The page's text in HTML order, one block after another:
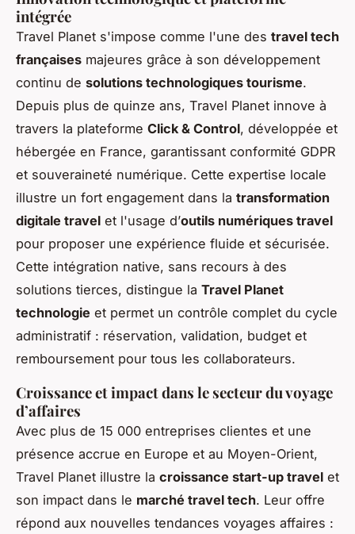
intégrée
Travel Planet s'impose comme l'une des travel tech
françaises majeures grâce à son développement
continu de solutions technologiques tourisme.
Depuis plus de quinze ans, Travel Planet innove à
travers la plateforme Click & Control, développée et
hébergée en France, garantissant conformité GDPR
et souveraineté numérique. Cette expertise locale
illustre un fort engagement dans la transformation
digitale travel et l'usage d’outils numériques travel
pour proposer une expérience fluide et sécurisée.
Cette intégration native, sans recours à des
solutions tierces, distingue la Travel Planet
technologie et permet un contrôle complet du cycle
administratif : réservation, validation, budget et
remboursement pour tous les collaborateurs.
Croissance et impact dans le secteur du voyage
d’affaires
Avec plus de 15 000 entreprises clientes et une
présence accrue en Europe et au Moyen-Orient,
Travel Planet illustre la croissance start-up travel et
son impact dans le marché travel tech. Leur offre
répond aux nouvelles tendances voyages affaires :